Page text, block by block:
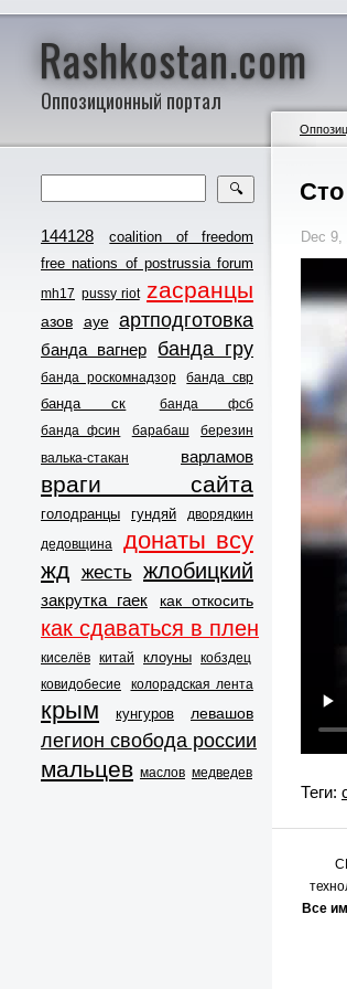
Rashkostan.com
Оппозиционный портал
🔍
144128
coalition of freedom
free nations of postrussia forum
mh17 pussy riot zасранцы
азов ауе артподготовка
банда вагнер банда гру
банда роскомнадзор банда свр
банда ск
банда фсб
банда фсин
барабаш
березин
валька-стакан
варламов
враги сайта
голодранцы гундяй
дворядкин
дедовщина
донаты всу
жд жесть жлобицкий
закрутка гаек как откосить
как сдаваться в плен
киселёв китай клоуны кобздец
ковидобесие
колорадская лента
крым кунгуров левашов
легион свобода россии
мальцев маслов медведев
Dec 9,
Теги:
Все